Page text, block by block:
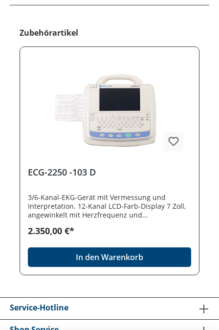
Produktgalerie überspringen
Zubehörartikel
ECG-2250 -103 D
3/6-Kanal-EKG-Gerät mit Vermessung und
Interpretation. 12-Kanal LCD-Farb-Display 7 Zoll,
angewinkelt mit Herzfrequenz und
im Ruhe-EKG. Manuelle und automatische
Integrierte alphanumerische Tastatur.
Analogausgang für Kontrollmonitor. Integriertes
SD-Laufwerk. USB-Schnittstellen, LAN
Schnittstelle. Speicher für 400 EKG´s intern.
2.350,00 €*
In den Warenkorb
Service-Hotline